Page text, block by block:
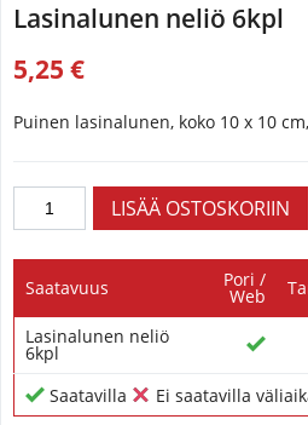
Lasinalunen neliö 6kpl
5,25 €
Puinen lasinalunen, koko 10 x 10
Saatavuus Pori /
Web
Lasinalunen neliö
6kpl
Saatavilla
Ei saatavilla